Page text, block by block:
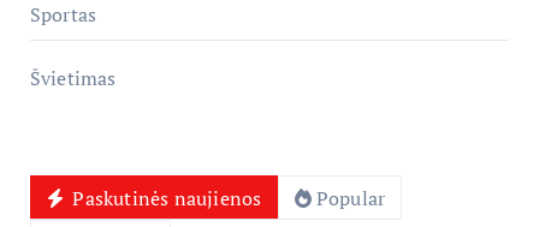
Sportas
Švietimas
Paskutinės naujienos
Popular